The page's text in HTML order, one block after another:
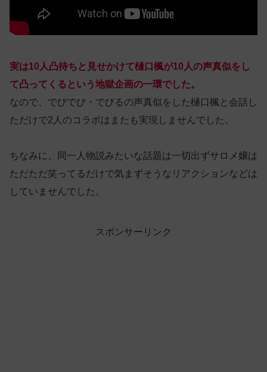
実は10人凸待ちと見せかけて樋口楓が10人の声真似をし
て凸ってくるという地獄企画の一環でした。
なので、でびでび・でびるの声真似をした樋口楓と会話し
ただけで2人のコラボはまたも実現しませんでした。
ちなみに、同一人物説みたいな話題は一切出ずサロメ嬢は
ただただ笑ってるだけで気まずそうなリアクションなどは
していませんでした。
スポンサーリンク